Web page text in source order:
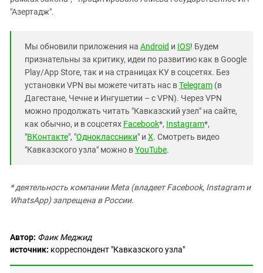
"Азертадж".
Мы обновили приложения на Android и IOS! Будем
признательны за критику, идеи по развитию как в Google
Play/App Store, так и на страницах КУ в соцсетях. Без
установки VPN вы можете читать нас вTelegram (в
Дагестане, Чечне и Ингушетии – с VPN). Через VPN
можно продолжать читать "Кавказский узел" на сайте,
как обычно, и в соцсетях Facebook*, Instagram*,
"ВКонтакте", "Одноклассники" и X. Смотреть видео
"Кавказского узла" можно вYouTube.
* деятельность компании Meta (владеет Facebook, Instagram и
WhatsApp) запрещена в России.
Автор: Фаик Меджид
источник: корреспондент "Кавказского узла"